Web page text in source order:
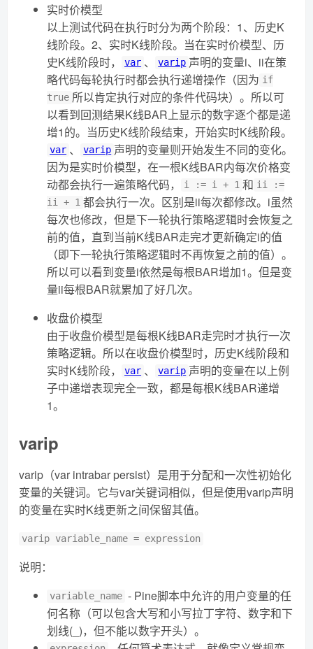
实时价模型
以上测试代码在执行时分为两个阶段：1、历史K
线阶段。2、实时K线阶段。当在实时价模型、历
史K线阶段时，
var 、 varip 声明的变量i、ii在策
略代码每轮执行时都会执行递增操作（因为 if
true 所以肯定执行对应的条件代码块）。所以可
以看到回测结果K线BAR上显示的数字逐个都是递
增1的。当历史K线阶段结束，开始实时K线阶段。
var 、 varip 声明的变量则开始发生不同的变化。
因为是实时价模型，在一根K线BAR内每次价格变
动都会执行一遍策略代码，
i := i + 1 和 ii :=
ii + 1 都会执行一次。区别是ii每次都修改。i虽然
每次也修改，但是下一轮执行策略逻辑时会恢复之
前的值，直到当前K线BAR走完才更新确定i的值
（即下一轮执行策略逻辑时不再恢复之前的值）。
所以可以看到变量i依然是每根BAR增加1。但是变
量ii每根BAR就累加了好几次。
收盘价模型
由于收盘价模型是每根K线BAR走完时才执行一次
策略逻辑。所以在收盘价模型时，历史K线阶段和
实时K线阶段，
var 、 varip 声明的变量在以上例
子中递增表现完全一致，都是每根K线BAR递增
1。
varip
varip（var intrabar persist）是用于分配和一次性初始化
变量的关键词。它与var关键词相似，但是使用varip声明
的变量在实时K线更新之间保留其值。
varip variable_name = expression
说明：
variable_name - Pine脚本中允许的用户变量的任
何名称（可以包含大写和小写拉丁字符、数字和下
划线(_)，但不能以数字开头）。